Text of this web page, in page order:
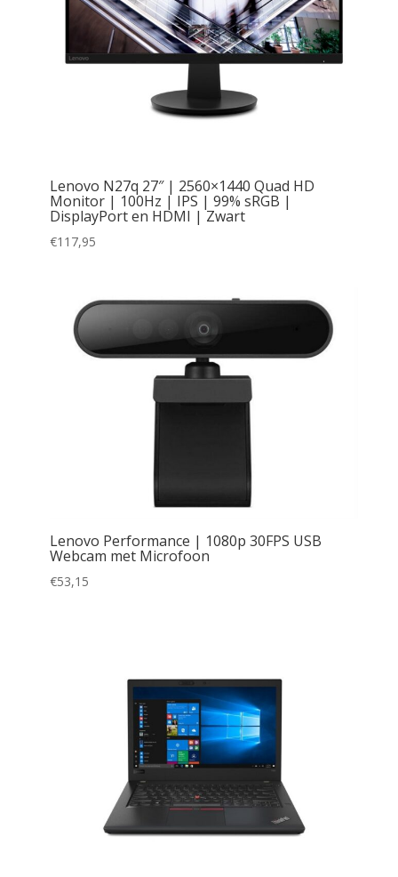
Lenovo N27q 27″ | 2560×1440 Quad HD
Monitor | 100Hz | IPS | 99% sRGB |
DisplayPort en HDMI | Zwart
€117,95
Lenovo Performance | 1080p 30FPS USB
Webcam met Microfoon
€53,15